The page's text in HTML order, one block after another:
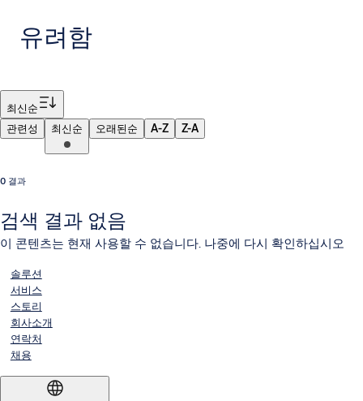
유려함
터
최신순
관련성
최신순 오래된순 A-Z Z-A
0 결과
검색 결과 없음
이 콘텐츠는 현재 사용할 수 없습니다. 나중에 다시 확인하십시오
솔루션
서비스
스토리
회사소개
연락처
채용